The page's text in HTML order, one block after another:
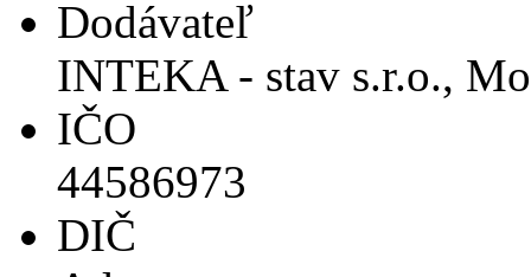
Dodávateľ
INTEKA - stav s.r.o.,
IČO
44586973
DIČ